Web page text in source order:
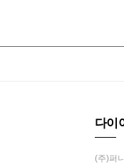
다이
(주)퍼